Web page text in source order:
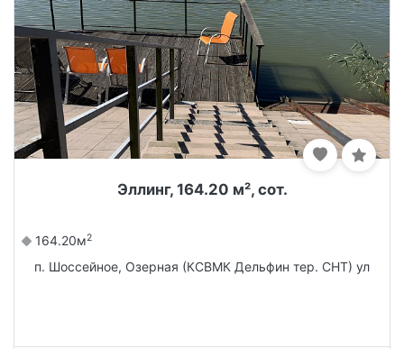
Эллинг, 164.20 м², сот.
164.20м2
п. Шоссейное, Озерная (КСВМК Дельфин тер. СНТ) ул